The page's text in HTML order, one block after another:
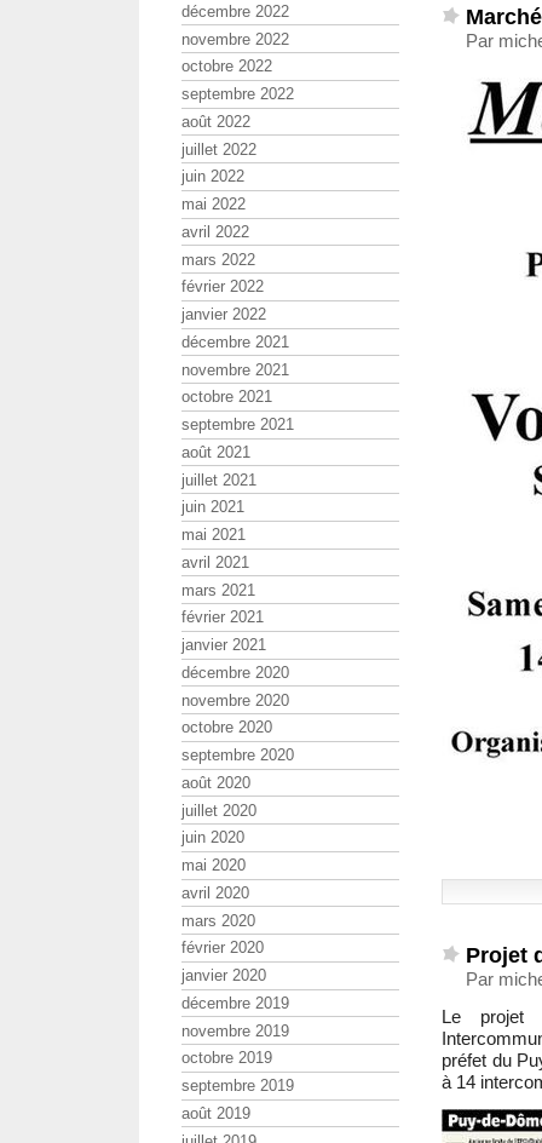
Par
Projet
Par
Le projet
préfet du
à 14
décembre 2022
novembre 2022
octobre 2022
septembre 2022
août 2022
juillet 2022
juin 2022
mai 2022
avril 2022
mars 2022
février 2022
janvier 2022
décembre 2021
novembre 2021
octobre 2021
septembre 2021
août 2021
juillet 2021
juin 2021
mai 2021
avril 2021
mars 2021
février 2021
janvier 2021
décembre 2020
novembre 2020
octobre 2020
septembre 2020
août 2020
juillet 2020
juin 2020
mai 2020
avril 2020
mars 2020
février 2020
janvier 2020
décembre 2019
novembre 2019
octobre 2019
septembre 2019
août 2019